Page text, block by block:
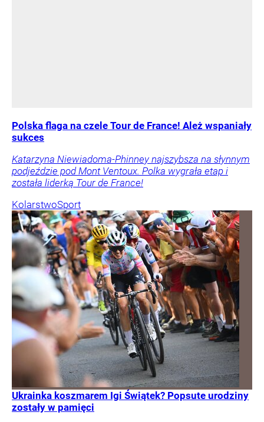
Polska flaga na czele Tour de France! Ależ wspaniały
sukces
Katarzyna Niewiadoma-Phinney najszybsza na słynnym
podjeździe pod Mont Ventoux. Polka wygrała etap i
została liderką Tour de France!
KolarstwoSport
Ukrainka koszmarem Igi Świątek? Popsute urodziny
zostały w pamięci